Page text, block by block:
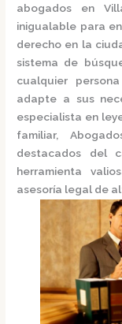
abogados en
inigualable para
derecho en la
sistema de
cualquier
adapte a sus
especialista en
familiar,
destacados del
herramienta
asesoría legal de